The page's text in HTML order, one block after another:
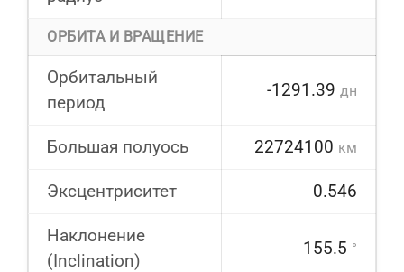
ОРБИТА И ВРАЩЕНИЕ
Орбитальный
период
-1291.39 дн
Большая полуось 22724100 км
Эксцентриситет 0.546
Наклонение
(Inclination)
155.5 °